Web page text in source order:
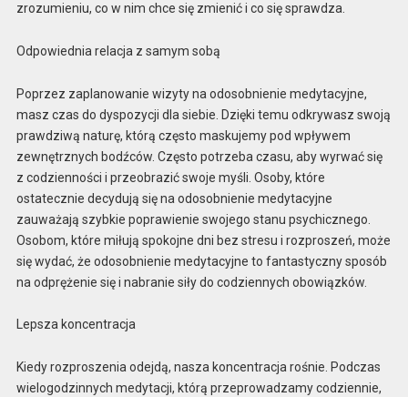
zrozumieniu, co w nim chce się zmienić i co się sprawdza.
Odpowiednia relacja z samym sobą
Poprzez zaplanowanie wizyty na odosobnienie medytacyjne,
masz czas do dyspozycji dla siebie. Dzięki temu odkrywasz swoją
prawdziwą naturę, którą często maskujemy pod wpływem
zewnętrznych bodźców. Często potrzeba czasu, aby wyrwać się
z codzienności i przeobrazić swoje myśli. Osoby, które
ostatecznie decydują się na odosobnienie medytacyjne
zauważają szybkie poprawienie swojego stanu psychicznego.
Osobom, które miłują spokojne dni bez stresu i rozproszeń, może
się wydać, że odosobnienie medytacyjne to fantastyczny sposób
na odprężenie się i nabranie siły do codziennych obowiązków.
Lepsza koncentracja
Kiedy rozproszenia odejdą, nasza koncentracja rośnie. Podczas
wielogodzinnych medytacji, którą przeprowadzamy codziennie,